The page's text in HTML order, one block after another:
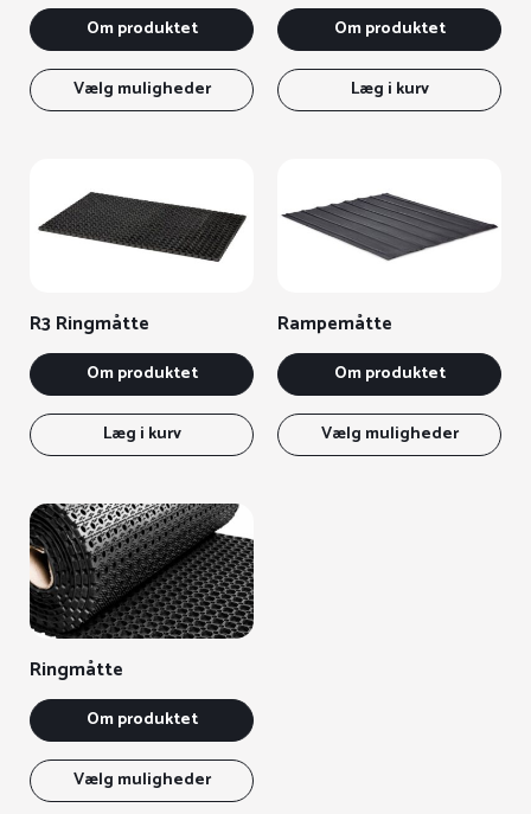
Om produktet
Vælg muligheder
vare
kan
vælges
Om produktet
Læg i kurv
R3 Ringmåtte
Om produktet
Læg i kurv
Rampemåtte
Om produktet
Vælg muligheder
Ringmåtte
Om produktet
Vælg muligheder
vare